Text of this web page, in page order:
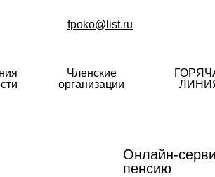
fpoko@list.ru
Членские
организации
Онлайн-
пенсию